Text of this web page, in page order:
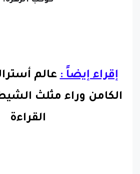
إقراء إيضاً : عالم
الكامن وراء مثلث
القراءة